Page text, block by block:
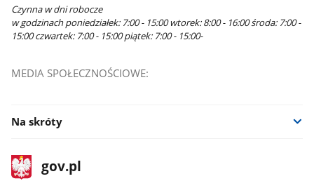
Czynna w dni robocze
w godzinach poniedziałek: 7:00 - 15:00 wtorek: 8:00 - 16:00 środa: 7:00 -
15:00 czwartek: 7:00 - 15:00 piątek: 7:00 - 15:00-
MEDIA SPOŁECZNOŚCIOWE:
Na skróty
stopka
gov.plStrona
gov.pl